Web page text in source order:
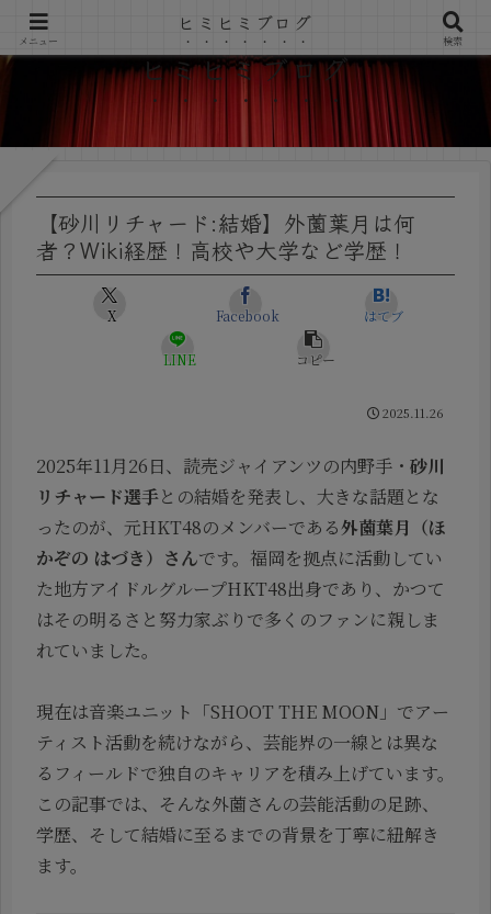
ヒミヒミブログ
【砂川リチャード:結婚】外薗葉月は何
者？Wiki経歴！高校や大学など学歴！
X Facebook はてブ
LINE コピー
2025.11.26
2025年11月26日、読売ジャイアンツの内野手・ 砂川
リチャード選手との結婚を発表し、大きな話題とな
ったのが、元HKT48のメンバーである外薗葉月（ほ
かぞの はづき）さんです。福岡を拠点に活動してい
た地方アイドルグループHKT48出身であり、かつて
はその明るさと努力家ぶりで多くのファンに親しま
れていました。
現在は音楽ユニット「SHOOT THE MOON」でアー
ティスト活動を続けながら、芸能界の一線とは異な
るフィールドで独自のキャリアを積み上げています。
この記事では、そんな外薗さんの芸能活動の足跡、
学歴、そして結婚に至るまでの背景を丁寧に紐解き
ます。
メニュー
ヒミヒミブログ
検索